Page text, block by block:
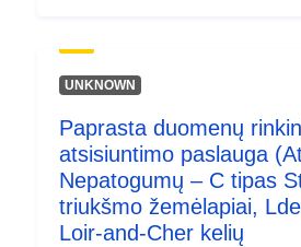
dokumentai, kurių negalima teisiškai
kaip grafiniai elementai jie gali
žemėlapiai gali būti naudojami
ir tikslines sritis, kuriose reikia
UNKNOWN
Paprasta duomenų
atsisiuntimo paslauga
Nepatogumų – C tipas
triukšmo žemėlapiai,
Loir-and-Cher kelių